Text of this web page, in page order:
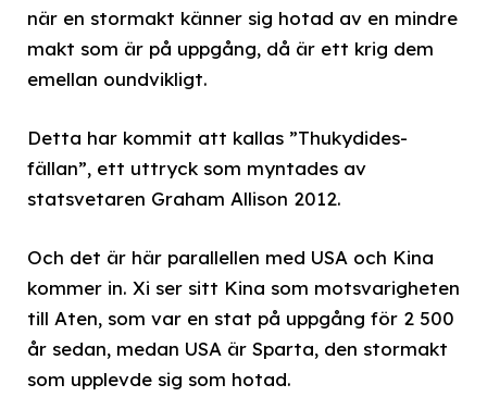
när en stormakt känner sig hotad av en mindre
makt som är på uppgång, då är ett krig dem
emellan oundvikligt.
Detta har kommit att kallas ”Thukydides-
fällan”, ett uttryck som myntades av
statsvetaren Graham Allison 2012.
Och det är här parallellen med USA och Kina
kommer in. Xi ser sitt Kina som motsvarigheten
till Aten, som var en stat på uppgång för 2 500
år sedan, medan USA är Sparta, den stormakt
som upplevde sig som hotad.